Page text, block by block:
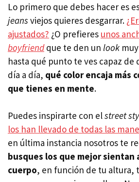
Lo primero que debes hacer es
jeans viejos quieres desgarrar.
ajustados? ¿O prefieres unos
boyfriendque te den un look muy
hasta qué punto te ves capaz
día a día, qué color encaja más
que tienes en mente.
Puedes inspirarte con elstreet
los han llevado de todas las
en última instancia nosotros te
busques los que mejor sientan
cuerpo, en función de tu altura,